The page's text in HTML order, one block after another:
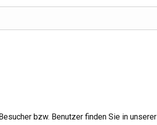
bzw. Benutzer finden Sie in unserer